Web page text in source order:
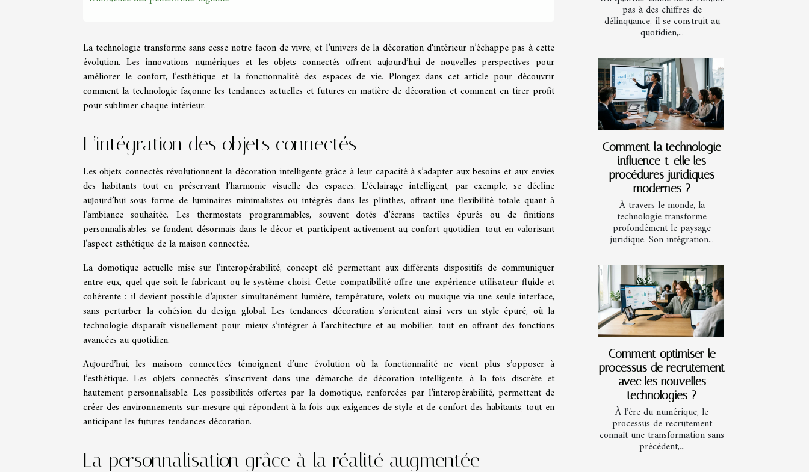
La technologie transforme sans cesse notre façon de vivre, et l’univers de la décoration d'intérieur n’échappe pas à cette
évolution. Les innovations numériques et les objets connectés offrent aujourd’hui de nouvelles perspectives pour
améliorer le confort, l’esthétique et la fonctionnalité des espaces de vie. Plongez dans cet article pour découvrir
comment la technologie façonne les tendances actuelles et futures en matière de décoration et comment en tirer profit
pour sublimer chaque intérieur.
L’intégration des objets connectés
Les objets connectés révolutionnent la décoration intelligente grâce à leur capacité à s’adapter aux besoins et aux envies
des habitants tout en préservant l’harmonie visuelle des espaces. L’éclairage intelligent, par exemple, se décline
aujourd’hui sous forme de luminaires minimalistes ou intégrés dans les plinthes, offrant une flexibilité totale quant à
l’ambiance souhaitée. Les thermostats programmables, souvent dotés d’écrans tactiles épurés ou de finitions
personnalisables, se fondent désormais dans le décor et participent activement au confort quotidien, tout en valorisant
l’aspect esthétique de la maison connectée.
La domotique actuelle mise sur l’interopérabilité, concept clé permettant aux différents dispositifs de communiquer
entre eux, quel que soit le fabricant ou le système choisi. Cette compatibilité offre une expérience utilisateur fluide et
cohérente : il devient possible d’ajuster simultanément lumière, température, volets ou musique via une seule interface,
sans perturber la cohésion du design global. Les tendances décoration s’orientent ainsi vers un style épuré, où la
technologie disparaît visuellement pour mieux s’intégrer à l’architecture et au mobilier, tout en offrant des fonctions
avancées au quotidien.
Aujourd’hui, les maisons connectées témoignent d’une évolution où la fonctionnalité ne vient plus s’opposer à
l’esthétique. Les objets connectés s’inscrivent dans une démarche de décoration intelligente, à la fois discrète et
hautement personnalisable. Les possibilités offertes par la domotique, renforcées par l’interopérabilité, permettent de
créer des environnements sur-mesure qui répondent à la fois aux exigences de style et de confort des habitants, tout en
anticipant les futures tendances décoration.
La personnalisation grâce à la réalité augmentée
pas à des chiffres de
délinquance, il se construit au
quotidien,...
Comment la technologie
influence-t-elle les
procédures juridiques
modernes ?
À travers le monde, la
technologie transforme
profondément le paysage
juridique. Son intégration...
Comment optimiser le
processus de recrutement
avec les nouvelles
technologies ?
À l’ère du numérique, le
processus de recrutement
connaît une transformation sans
précédent,...